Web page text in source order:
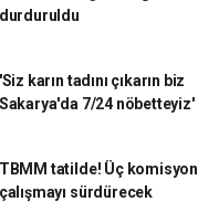
durduruldu
'Siz karın tadını çıkarın biz
Sakarya'da 7/24 nöbetteyiz'
TBMM tatilde! Üç komisyon
çalışmayı sürdürecek